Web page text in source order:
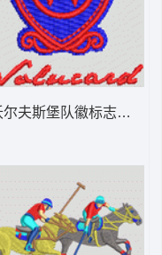
尔夫斯堡队徽标志 男装